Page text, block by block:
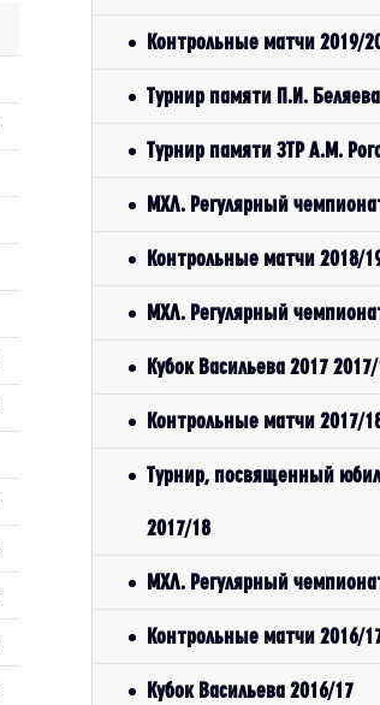
Контрольные матчи 2019/
Турнир памяти П.И.
Турнир памяти ЗТР А.М.
МХЛ. Регулярный
Контрольные матчи 2018/
МХЛ. Регулярный
Кубок Васильева 2017
Контрольные матчи 2017/
Турнир, посвященный
2017/18
МХЛ. Регулярный
Контрольные матчи 2016/
Кубок Васильева 2016/17